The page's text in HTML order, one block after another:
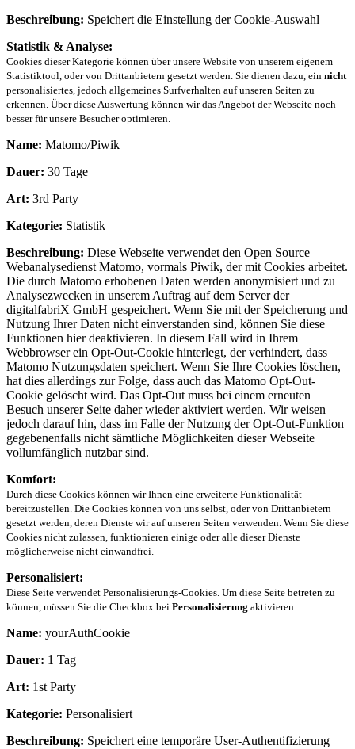
Beschreibung: Speichert die Einstellung der Cookie-Auswahl
Statistik & Analyse:
Cookies dieser Kategorie können über unsere Website von unserem eigenem
Statistiktool, oder von Drittanbietern gesetzt werden. Sie dienen dazu, ein nicht
personalisiertes, jedoch allgemeines Surfverhalten auf unseren Seiten zu
erkennen. Über diese Auswertung können wir das Angebot der Webseite noch
besser für unsere Besucher optimieren.
Name: Matomo/Piwik
Dauer: 30 Tage
Art: 3rd Party
Kategorie: Statistik
Beschreibung: Diese Webseite verwendet den Open Source
Webanalysedienst Matomo, vormals Piwik, der mit Cookies arbeitet.
Die durch Matomo erhobenen Daten werden anonymisiert und zu
Analysezwecken in unserem Auftrag auf dem Server der
digitalfabriX GmbH gespeichert. Wenn Sie mit der Speicherung und
Nutzung Ihrer Daten nicht einverstanden sind, können Sie diese
Funktionen hier deaktivieren. In diesem Fall wird in Ihrem
Webbrowser ein Opt-Out-Cookie hinterlegt, der verhindert, dass
Matomo Nutzungsdaten speichert. Wenn Sie Ihre Cookies löschen,
hat dies allerdings zur Folge, dass auch das Matomo Opt-Out-
Cookie gelöscht wird. Das Opt-Out muss bei einem erneuten
Besuch unserer Seite daher wieder aktiviert werden. Wir weisen
jedoch darauf hin, dass im Falle der Nutzung der Opt-Out-Funktion
gegebenenfalls nicht sämtliche Möglichkeiten dieser Webseite
vollumfänglich nutzbar sind.
Komfort:
Durch diese Cookies können wir Ihnen eine erweiterte Funktionalität
bereitzustellen. Die Cookies können von uns selbst, oder von Drittanbietern
gesetzt werden, deren Dienste wir auf unseren Seiten verwenden. Wenn Sie diese
Cookies nicht zulassen, funktionieren einige oder alle dieser Dienste
möglicherweise nicht einwandfrei.
Personalisiert:
Diese Seite verwendet Personalisierungs-Cookies. Um diese Seite betreten zu
können, müssen Sie die Checkbox bei Personalisierung aktivieren.
Name: yourAuthCookie
Dauer: 1 Tag
Art: 1st Party
Kategorie: Personalisiert
Beschreibung: Speichert eine temporäre User-Authentifizierung